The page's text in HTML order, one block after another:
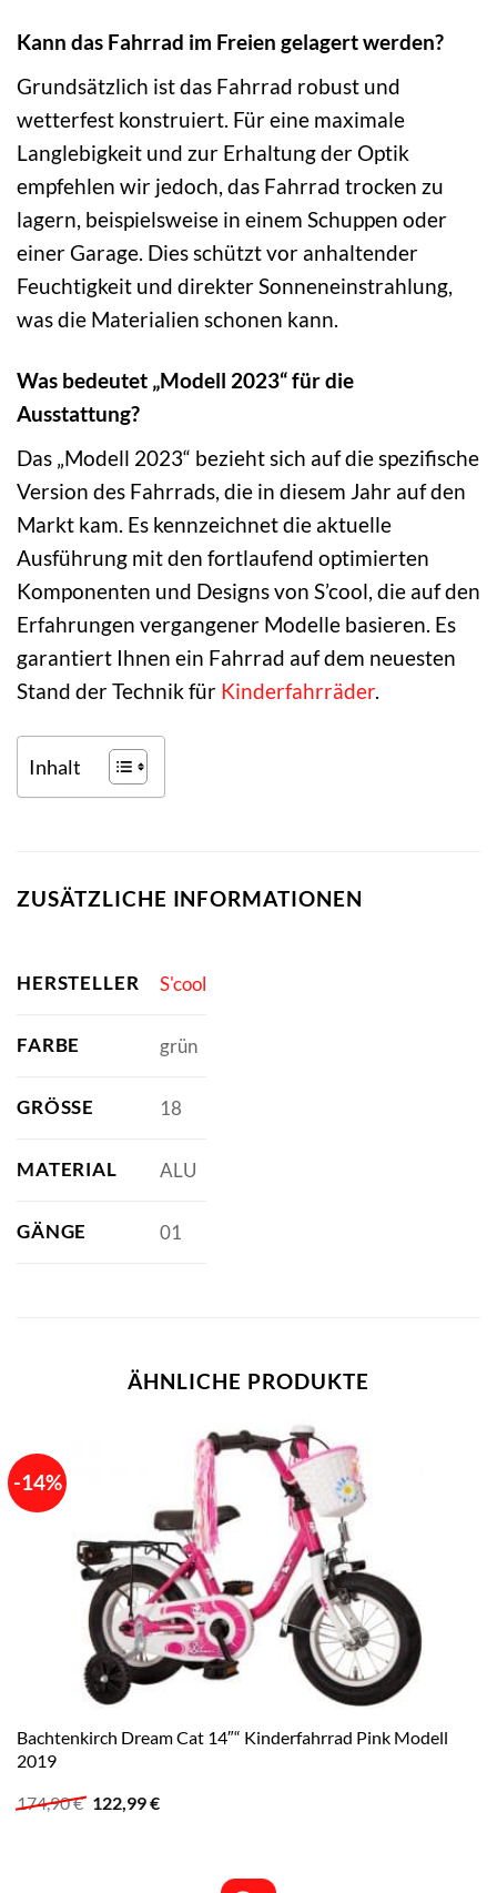
Kann das Fahrrad im Freien gelagert werden?
Grundsätzlich ist das Fahrrad robust und
wetterfest konstruiert. Für eine maximale
Langlebigkeit und zur Erhaltung der Optik
empfehlen wir jedoch, das Fahrrad trocken zu
lagern, beispielsweise in einem Schuppen oder
einer Garage. Dies schützt vor anhaltender
Feuchtigkeit und direkter Sonneneinstrahlung,
was die Materialien schonen kann.
Was bedeutet „Modell 2023“ für die
Ausstattung?
Das „Modell 2023“ bezieht sich auf die spezifische
Version des Fahrrads, die in diesem Jahr auf den
Markt kam. Es kennzeichnet die aktuelle
Ausführung mit den fortlaufend optimierten
Komponenten und Designs von S’cool, die auf den
Erfahrungen vergangener Modelle basieren. Es
garantiert Ihnen ein Fahrrad auf dem neuesten
Stand der Technik für Kinderfahrräder.
Inhalt
ZUSÄTZLICHE INFORMATIONEN
HERSTELLER S'cool
FARBE grün
GRÖSSE 18
MATERIAL ALU
GÄNGE 01
ÄHNLICHE PRODUKTE
-14%
Bachtenkirch Dream Cat 14″“ Kinderfahrrad Pink Modell
2019
174,90€ Ursprünglicher
Preis
122,99€Aktueller